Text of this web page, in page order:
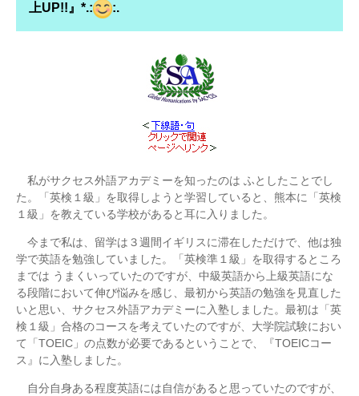
上UP!!』*.:
:.
私がサクセス外語アカデミーを知ったのは ふとしたことでし
た。「英検１級」を取得しようと学習していると、熊本に「英検
１級」を教えている学校があると耳に入りました。
今まで私は、留学は３週間イギリスに滞在しただけで、他は独
学で英語を勉強していました。「英検準１級」を取得するところ
までは うまくいっていたのですが、中級英語から上級英語にな
る段階において伸び悩みを感じ、最初から英語の勉強を見直した
いと思い、サクセス外語アカデミーに入塾しました。最初は「英
検１級」合格のコースを考えていたのですが、大学院試験におい
て「TOEIC」の点数が必要であるということで、『TOEICコー
ス』に入塾しました。
自分自身ある程度英語には自信があると思っていたのですが、